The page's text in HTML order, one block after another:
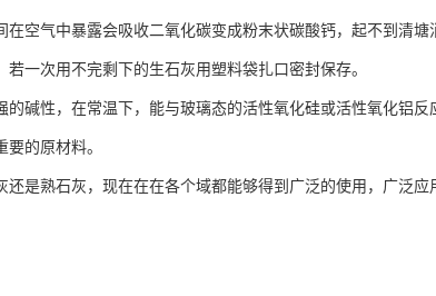
在空气中暴露会吸收二氧化碳变成粉末状碳酸钙，起不到清
若一次用不完剩下的生石灰用塑料袋扎口密封保存。
的碱性，在常温下，能与玻璃态的活性氧化硅或活性氧化铝
要的原材料。
还是熟石灰，现在在在各个域都能够得到广泛的使用，广泛